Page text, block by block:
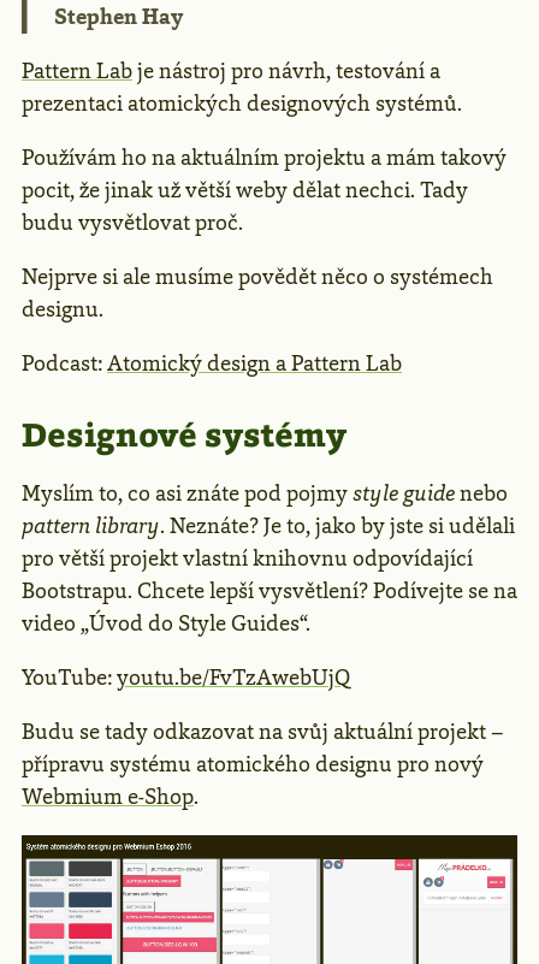
Stephen Hay
Pattern Labje nástroj pro návrh, testování a
prezentaci atomických designových systémů.
Používám ho na aktuálním projektu a mám takový
pocit, že jinak už větší weby dělat nechci. Tady
budu vysvětlovat proč.
Nejprve si ale musíme povědět něco o systémech
designu.
Podcast:Atomický design a Pattern Lab
Designové systémy
Myslím to, co asi znáte pod pojmystyle guidenebo
pattern library. Neznáte? Je to, jako by jste si udělali
pro větší projekt vlastní knihovnu odpovídající
Bootstrapu. Chcete lepší vysvětlení? Podívejte se na
video „Úvod do Style Guides“.
YouTube:youtu.be/FvTzAwebUjQ
Budu se tady odkazovat na svůj aktuální projekt –
přípravu systému atomického designu pro nový
Webmium e-Shop.